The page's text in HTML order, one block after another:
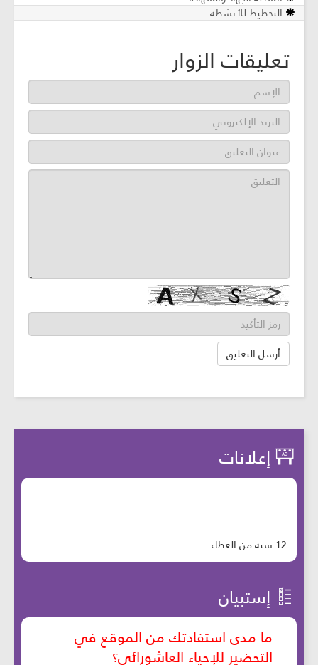
التخطيط للأنشطة
تعليقات الزوار
إعلانات
12 سنة من العطاء
إستبيان